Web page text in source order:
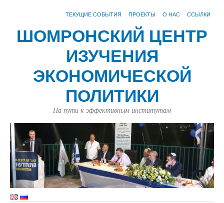
ТЕКУЩИЕ СОБЫТИЯ ПРОЕКТЫ О НАС ССЫЛКИ
ШОМРОНСКИЙ ЦЕНТР
ИЗУЧЕНИЯ
ЭКОНОМИЧЕСКОЙ
ПОЛИТИКИ
На пути к эффективным институтам